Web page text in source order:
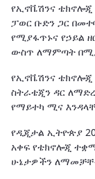
የኢኖቬሽንና ቴክኖሎጂ
ፓወር ቡድን ጋር
የሚያፋጥኑና የኃይል
ውስጥ ለማምጣት
የኢኖቬሽንና
ስትራቴጂን ዳር
የማይተካ ሚና
የዲጂታል ኢትዮጵያ
አቀፍ የቴክኖሎጂ
ሁኔታዎችን